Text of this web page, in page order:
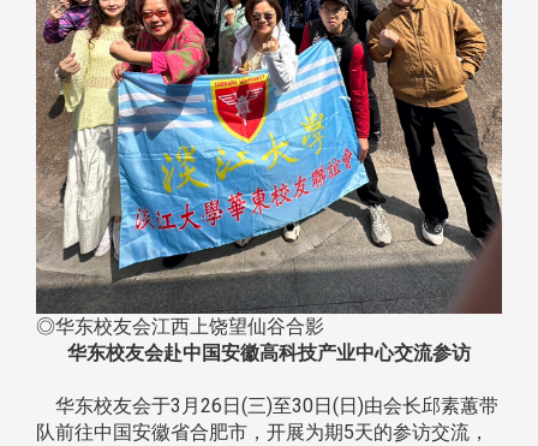
◎华东校友会江西上饶望仙谷合影
华东校友会赴中国安徽高科技产业中心交流参访
华东校友会于3月26日(三)至30日(日)由会长邱素蕙带
队前往中国安徽省合肥市，开展为期5天的参访交流，